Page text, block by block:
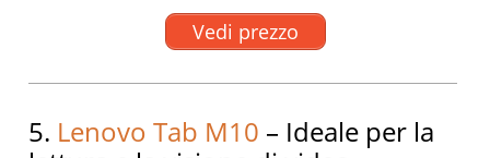
Vedi prezzo
5. Lenovo Tab M10 – Ideale per la